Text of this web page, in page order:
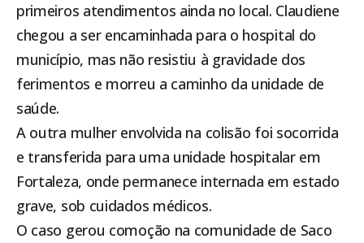
primeiros atendimentos ainda no local. Claudiene
chegou a ser encaminhada para o hospital do
município, mas não resistiu à gravidade dos
ferimentos e morreu a caminho da unidade de
saúde.
A outra mulher envolvida na colisão foi socorrida
e transferida para uma unidade hospitalar em
Fortaleza, onde permanece internada em estado
grave, sob cuidados médicos.
O caso gerou comoção na comunidade de Saco